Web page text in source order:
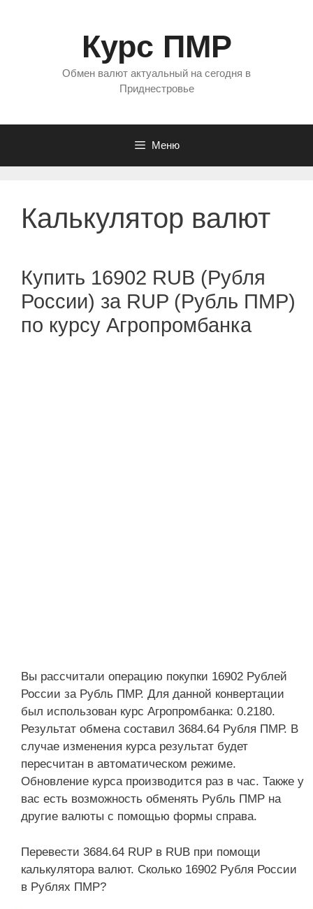
Курс ПМР
Обмен валют актуальный на сегодня в
Приднестровье
Меню
Калькулятор валют
Купить 16902 RUB (Рубля
России) за RUP (Рубль ПМР)
по курсу Агропромбанка
Вы рассчитали операцию покупки 16902 Рублей
России за Рубль ПМР. Для данной конвертации
был использован курс Агропромбанка: 0.2180.
Результат обмена составил 3684.64 Рубля ПМР. В
случае изменения курса результат будет
пересчитан в автоматическом режиме.
Обновление курса производится раз в час. Также у
вас есть возможность обменять Рубль ПМР на
другие валюты с помощью формы справа.
Перевести 3684.64 RUP в RUB при помощи
калькулятора валют. Сколько 16902 Рубля России
в Рублях ПМР?